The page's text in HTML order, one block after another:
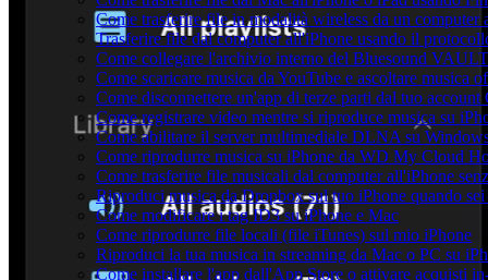
Come trasferire file in modalità wireless da un
Trasferire file dal computer all'iPhone usando il
Come collegare l'archivio interno del Bluesound
Come scaricare musica da YouTube e ascoltare musica
Come disconnettere un'app di terze parti dal tuo account
Come registrare video mentre si riproduce musica su
Come abilitare il server multimediale DLNA su
Come riprodurre musica su iPhone da WD My Cloud
Come trasferire file musicali dal computer all'iPhone
Riproduci musica da Dropbox sul tuo iPhone quando
Come modificare i tag ID3 su iPhone e Mac
Come riprodurre file locali (file iTunes) sul mio iPhone
Riproduci la tua musica in streaming da Mac o PC su
Come installare l'app dall'App Store o attivare acquisti